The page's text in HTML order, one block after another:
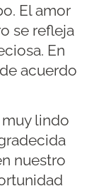
El amor
se refleja
En
acuerdo
lindo
nuestro